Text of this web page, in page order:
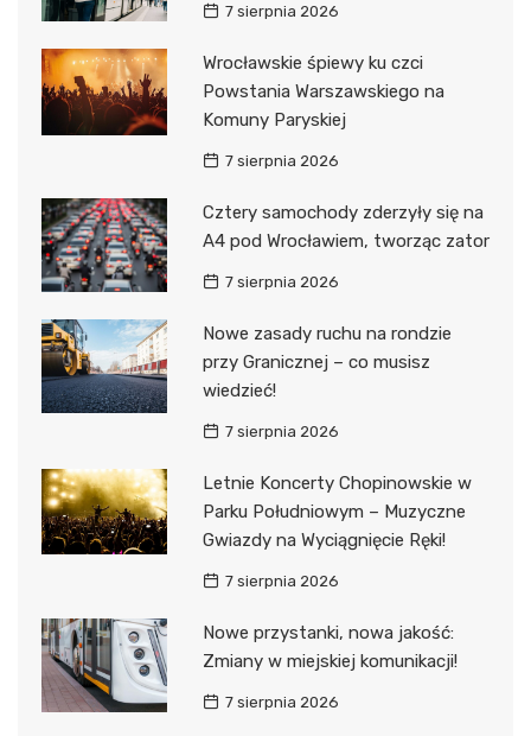
7 sierpnia 2026
Wrocławskie śpiewy ku czci
Powstania Warszawskiego na
Komuny Paryskiej
7 sierpnia 2026
Cztery samochody zderzyły się na
A4 pod Wrocławiem, tworząc zator
7 sierpnia 2026
Nowe zasady ruchu na rondzie
przy Granicznej – co musisz
wiedzieć!
7 sierpnia 2026
Letnie Koncerty Chopinowskie w
Parku Południowym – Muzyczne
Gwiazdy na Wyciągnięcie Ręki!
7 sierpnia 2026
Nowe przystanki, nowa jakość:
Zmiany w miejskiej komunikacji!
7 sierpnia 2026